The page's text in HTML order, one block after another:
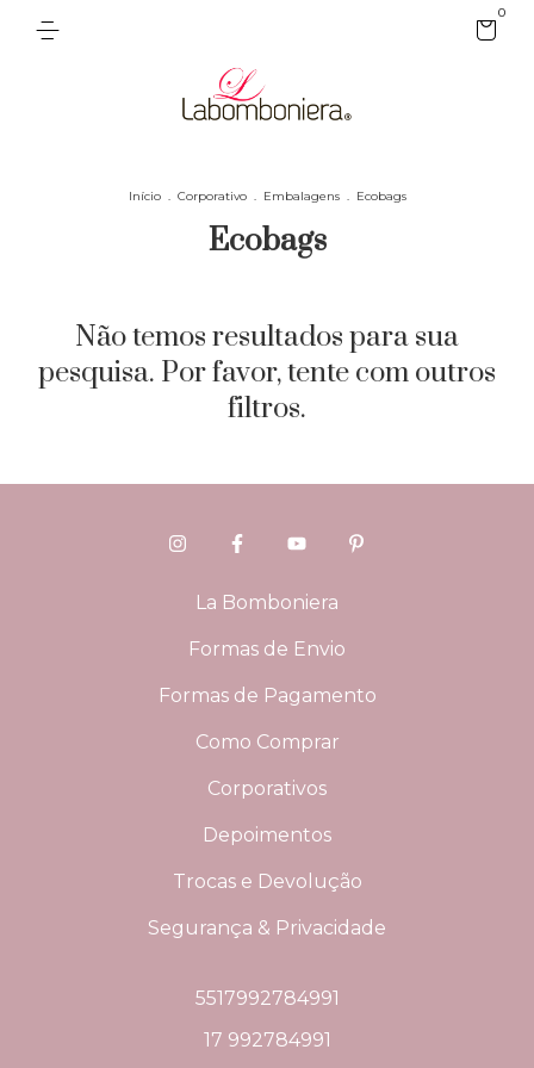
0
Início . Corporativo . Embalagens . Ecobags
Ecobags
Não temos resultados para sua
pesquisa. Por favor, tente com outros
filtros.
La Bomboniera
Formas de Envio
Formas de Pagamento
Como Comprar
Corporativos
Depoimentos
Trocas e Devolução
Segurança & Privacidade
5517992784991
17 992784991